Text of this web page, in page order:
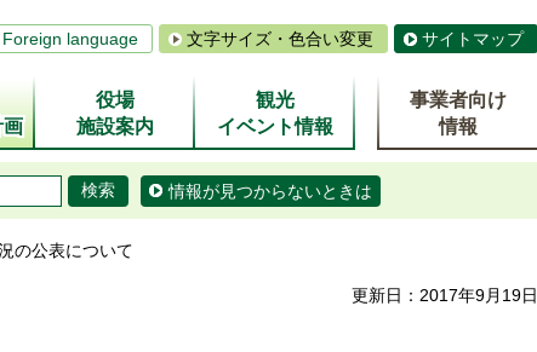
Foreign language 文字サイズ・色合い変更 サイトマップ
画
役場
施設案内
観光
イベント情報
事業者向け
情報
情報が見つからないときは
の公表について
更新日：2017年9月19日